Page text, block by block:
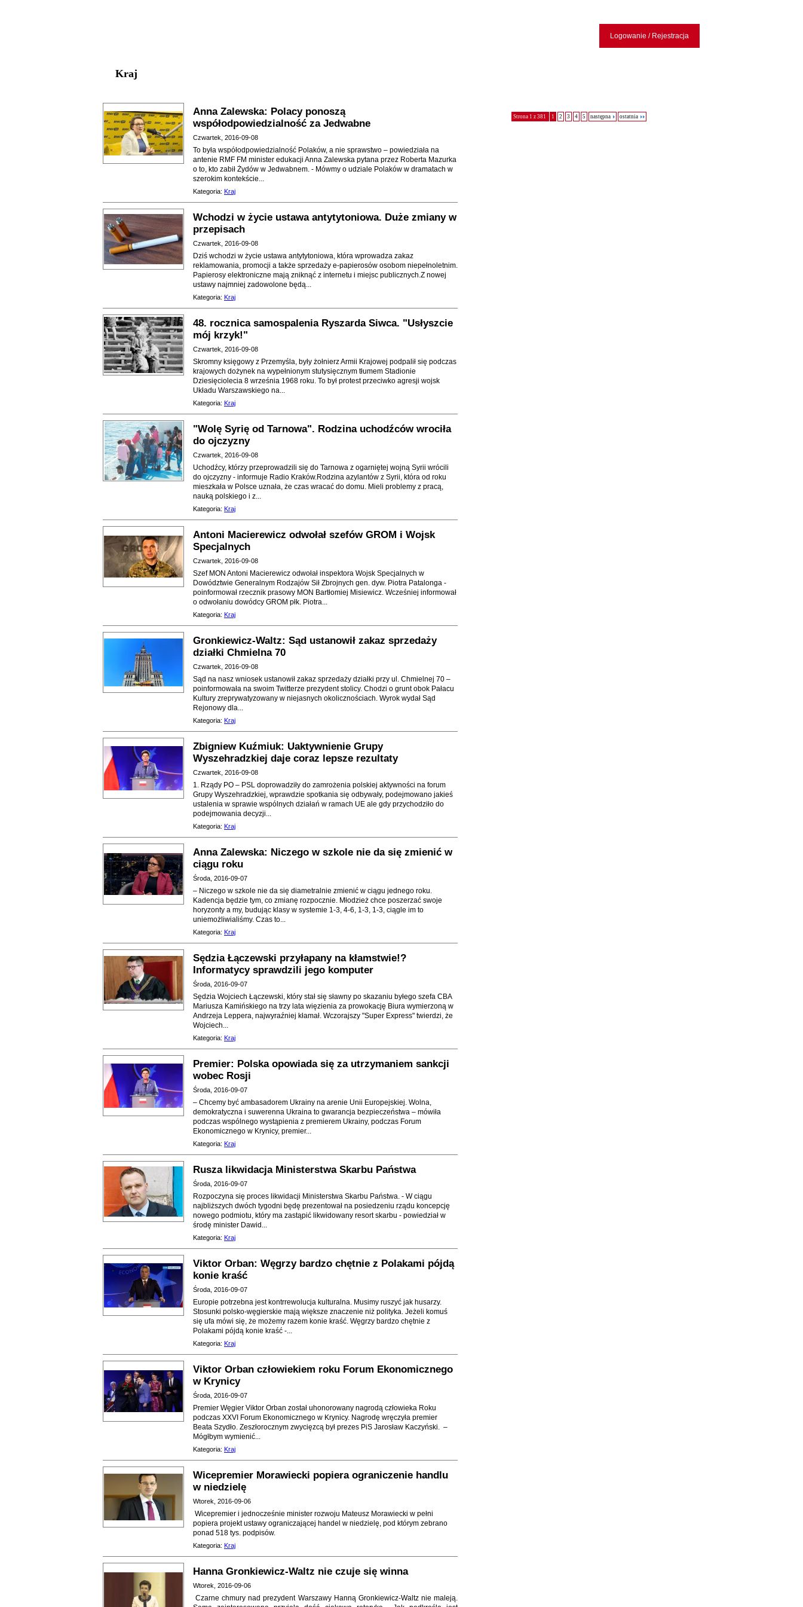
Logowanie / Rejestracja
Kraj
Anna Zalewska: Polacy ponoszą
współodpowiedzialność za Jedwabne
Czwartek, 2016-09-08
To była współodpowiedzialność Polaków, a nie sprawstwo – powiedziała na
antenie RMF FM minister edukacji Anna Zalewska pytana przez Roberta Mazurka
o to, kto zabił Żydów w Jedwabnem. - Mówmy o udziale Polaków w dramatach w
szerokim kontekście...
Kategoria: Kraj
Wchodzi w życie ustawa antytytoniowa. Duże zmiany w
przepisach
Czwartek, 2016-09-08
Dziś wchodzi w życie ustawa antytytoniowa, która wprowadza zakaz
reklamowania, promocji a także sprzedaży e-papierosów osobom niepełnoletnim.
Papierosy elektroniczne mają zniknąć z internetu i miejsc publicznych.Z nowej
ustawy najmniej zadowolone będą...
Kategoria: Kraj
48. rocznica samospalenia Ryszarda Siwca. "Usłyszcie
mój krzyk!"
Czwartek, 2016-09-08
Skromny księgowy z Przemyśla, były żołnierz Armii Krajowej podpalił się podczas
krajowych dożynek na wypełnionym stutysięcznym tłumem Stadionie
Dziesięciolecia 8 września 1968 roku. To był protest przeciwko agresji wojsk
Układu Warszawskiego na...
Kategoria: Kraj
"Wolę Syrię od Tarnowa". Rodzina uchodźców wrociła
do ojczyzny
Czwartek, 2016-09-08
Uchodźcy, którzy przeprowadzili się do Tarnowa z ogarniętej wojną Syrii wrócili
do ojczyzny - informuje Radio Kraków.Rodzina azylantów z Syrii, która od roku
mieszkała w Polsce uznała, że czas wracać do domu. Mieli problemy z pracą,
nauką polskiego i z...
Kategoria: Kraj
Antoni Macierewicz odwołał szefów GROM i Wojsk
Specjalnych
Czwartek, 2016-09-08
Szef MON Antoni Macierewicz odwołał inspektora Wojsk Specjalnych w
Dowództwie Generalnym Rodzajów Sił Zbrojnych gen. dyw. Piotra Patalonga -
poinformował rzecznik prasowy MON Bartłomiej Misiewicz. Wcześniej informował
o odwołaniu dowódcy GROM płk. Piotra...
Kategoria: Kraj
Gronkiewicz-Waltz: Sąd ustanowił zakaz sprzedaży
działki Chmielna 70
Czwartek, 2016-09-08
Sąd na nasz wniosek ustanowił zakaz sprzedaży działki przy ul. Chmielnej 70 –
poinformowała na swoim Twitterze prezydent stolicy. Chodzi o grunt obok Pałacu
Kultury zreprywatyzowany w niejasnych okolicznościach. Wyrok wydał Sąd
Rejonowy dla...
Kategoria: Kraj
Zbigniew Kuźmiuk: Uaktywnienie Grupy
Wyszehradzkiej daje coraz lepsze rezultaty
Czwartek, 2016-09-08
1. Rządy PO – PSL doprowadziły do zamrożenia polskiej aktywności na forum
Grupy Wyszehradzkiej, wprawdzie spotkania się odbywały, podejmowano jakieś
ustalenia w sprawie wspólnych działań w ramach UE ale gdy przychodziło do
podejmowania decyzji...
Kategoria: Kraj
Anna Zalewska: Niczego w szkole nie da się zmienić w
ciągu roku
Środa, 2016-09-07
– Niczego w szkole nie da się diametralnie zmienić w ciągu jednego roku.
Kadencja będzie tym, co zmianę rozpocznie. Młodzież chce poszerzać swoje
horyzonty a my, budując klasy w systemie 1-3, 4-6, 1-3, 1-3, ciągle im to
uniemożliwialiśmy. Czas to...
Kategoria: Kraj
Sędzia Łączewski przyłapany na kłamstwie!?
Informatycy sprawdzili jego komputer
Środa, 2016-09-07
Sędzia Wojciech Łączewski, który stał się sławny po skazaniu byłego szefa CBA
Mariusza Kamińskiego na trzy lata więzienia za prowokację Biura wymierzoną w
Andrzeja Leppera, najwyraźniej kłamał. Wczorajszy "Super Express" twierdzi, że
Wojciech...
Kategoria: Kraj
Premier: Polska opowiada się za utrzymaniem sankcji
wobec Rosji
Środa, 2016-09-07
– Chcemy być ambasadorem Ukrainy na arenie Unii Europejskiej. Wolna,
demokratyczna i suwerenna Ukraina to gwarancja bezpieczeństwa – mówiła
podczas wspólnego wystąpienia z premierem Ukrainy, podczas Forum
Ekonomicznego w Krynicy, premier...
Kategoria: Kraj
Rusza likwidacja Ministerstwa Skarbu Państwa
Środa, 2016-09-07
Rozpoczyna się proces likwidacji Ministerstwa Skarbu Państwa. - W ciągu
najbliższych dwóch tygodni będę prezentował na posiedzeniu rządu koncepcję
nowego podmiotu, który ma zastąpić likwidowany resort skarbu - powiedział w
środę minister Dawid...
Kategoria: Kraj
Viktor Orban: Węgrzy bardzo chętnie z Polakami pójdą
konie kraść
Środa, 2016-09-07
Europie potrzebna jest kontrrewolucja kulturalna. Musimy ruszyć jak husarzy.
Stosunki polsko-węgierskie mają większe znaczenie niż polityka. Jeżeli komuś
się ufa mówi się, że możemy razem konie kraść. Węgrzy bardzo chętnie z
Polakami pójdą konie kraść -...
Kategoria: Kraj
Viktor Orban człowiekiem roku Forum Ekonomicznego
w Krynicy
Środa, 2016-09-07
Premier Węgier Viktor Orban został uhonorowany nagrodą człowieka Roku
podczas XXVI Forum Ekonomicznego w Krynicy. Nagrodę wręczyła premier
Beata Szydło. Zeszłorocznym zwycięzcą był prezes PiS Jarosław Kaczyński. –
Mógłbym wymienić...
Kategoria: Kraj
Wicepremier Morawiecki popiera ograniczenie handlu
w niedzielę
Wtorek, 2016-09-06
Wicepremier i jednocześnie minister rozwoju Mateusz Morawiecki w pełni
popiera projekt ustawy ograniczającej handel w niedzielę, pod którym zebrano
ponad 518 tys. podpisów.
Kategoria: Kraj
Hanna Gronkiewicz-Waltz nie czuje się winna
Wtorek, 2016-09-06
Czarne chmury nad prezydent Warszawy Hanną Gronkiewicz-Waltz nie maleją.
Strona 1 z 381 1 2 3 4 5 następna ostatnia